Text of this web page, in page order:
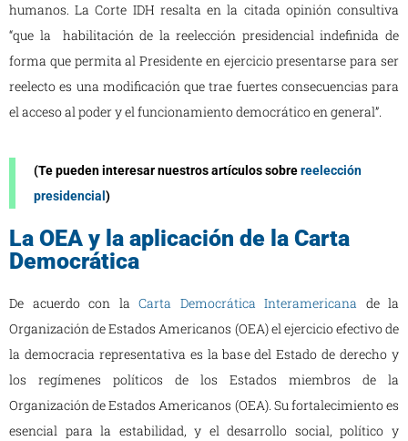
humanos. La Corte IDH resalta en la citada opinión consultiva
“que la habilitación de la reelección presidencial indefinida de
forma que permita al Presidente en ejercicio presentarse para ser
reelecto es una modificación que trae fuertes consecuencias para
el acceso al poder y el funcionamiento democrático en general”.
(Te pueden interesar nuestros artículos sobrereelección
presidencial )
La OEA y la aplicación de la Carta
Democrática
De acuerdo con la Carta Democrática Interamericana de la
Organización de Estados Americanos (OEA) el ejercicio efectivo de
la democracia representativa es la base del Estado de derecho y
los regímenes políticos de los Estados miembros de la
Organización de Estados Americanos (OEA). Su fortalecimiento es
esencial para la estabilidad, y el desarrollo social, político y